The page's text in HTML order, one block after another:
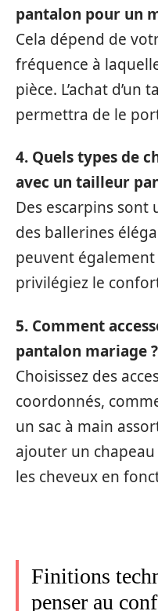
pantalon pour un
Cela dépend de
fréquence à
pièce. L’achat
permettra de le
4. Quels types de
avec un tailleur
Des escarpins sont
des ballerines
peuvent
privilégiez le
5. Comment
pantalon mariage ?
Choisissez des
coordonnés,
un sac à main
ajouter un
les cheveux en
Finitions
penser au